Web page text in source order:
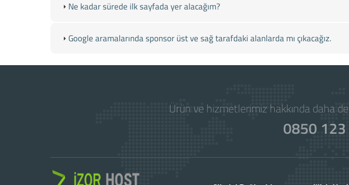
Ne kadar sürede ilk sayfada yer alacağım?
Google aramalarında sponsor üst ve sağ tarafdaki alanlarda mı çıkacağız.
Ürün ve hizmetlerimiz hakkında daha
0850